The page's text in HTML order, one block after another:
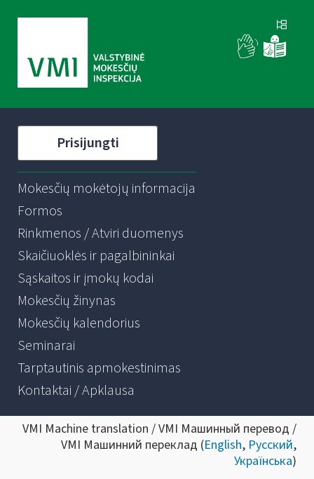
Prisijungti
Mokesčių mokėtojų informacija
Formos
Rinkmenos / Atviri duomenys
Skaičiuoklės ir pagalbininkai
Sąskaitos ir įmokų kodai
Mokesčių žinynas
Mokesčių kalendorius
Seminarai
Tarptautinis apmokestinimas
Kontaktai / Apklausa
VMI Machine translation / VMI Машинный перевод /
VMI Машинний переклад (English, Русский,
Українська)